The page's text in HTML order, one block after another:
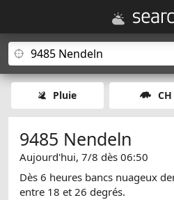
Pluie CH
9485 Nendeln
Aujourd'hui, 7/8 dès 06:50
Dès 6 heures bancs nuageux
entre 18 et 26 degrés.